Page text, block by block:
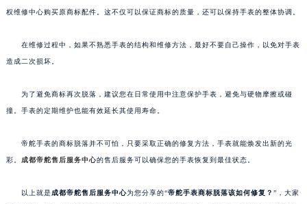
权维修中心购买原商标配件。这不仅可以保证商标的质量，还可以保持手表的整体协调。
在维修过程中，如果不熟悉手表的结构和维修方法，最好不要自己操作，以免对手表
造成二次损坏。
为了避免商标再次脱落，建议您在日常使用中注意保护手表，避免与硬物摩擦或碰
撞。手表的定期维护也能有效延长其使用寿命。
帝舵手表的商标脱落并不可怕，只要采取正确的修复方法，手表就能焕发出新的光
彩。 成都帝舵售后服务中心的售后服务可以确保您的手表恢复到最佳状态。
以上就是 成都帝舵售后服务中心为您分享的“帝舵手表商标脱落该如何修复？ ”，大家